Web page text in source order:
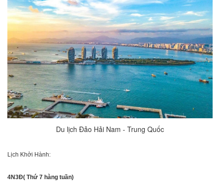
Du lịch Đảo Hải Nam - Trung Quốc
Lịch Khởi Hành:
4N3Đ( Thứ 7 hàng tuần)